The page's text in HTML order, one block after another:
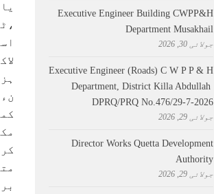
Executive Engineer Building CWPP&H
Department Musakhail
جولائی 30, 2026
Executive Engineer (Roads) C W P P & H
Department, District Killa Abdullah ​
DPRQ/PRQ No.476/29-7-2026
جولائی 29, 2026
Director Works Quetta Development
Authority
جولائی 29, 2026